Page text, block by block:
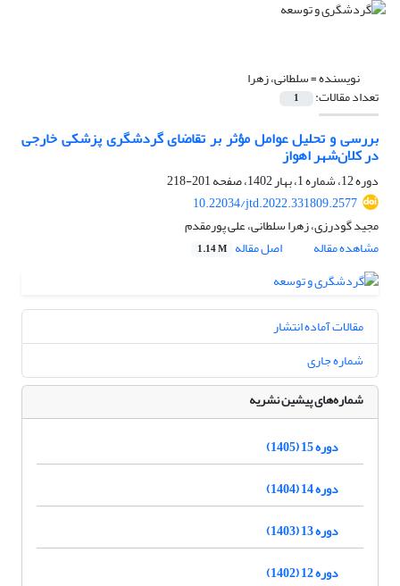
نویسنده =سلطانی، زهرا
تعداد مقالات: 1
بررسی و تحلیل عوامل مؤثر بر تقاضای گردشگری پزشکی خارجی
در کلان‌شهر اهواز
دوره 12، شماره 1، بهار 1402، صفحه
201-218
10.22034/jtd.2022.331809.2577
مجید گودرزی، زهرا سلطانی، علی پورمقدم
مشاهده مقاله
اصل مقاله 1.14 M
مقالات آماده انتشار
شماره جاری
شماره‌های پیشین نشریه
دوره 15 (1405)
دوره 14 (1404)
دوره 13 (1403)
دوره 12 (1402)